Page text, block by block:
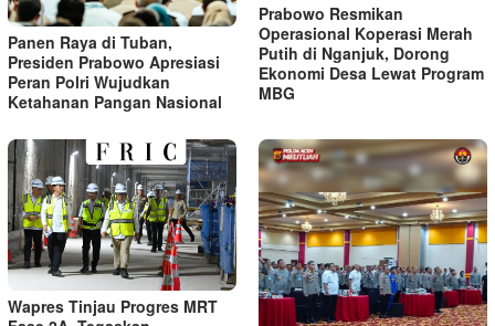
Panen Raya di Tuban,
Presiden Prabowo Apresiasi
Peran Polri Wujudkan
Ketahanan Pangan Nasional
Prabowo Resmikan
Operasional Koperasi Merah
Putih di Nganjuk, Dorong
Ekonomi Desa Lewat Program
MBG
Wapres Tinjau Progres MRT